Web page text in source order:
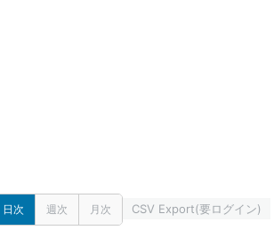
日次 週次 月次 CSV Export(要ログイン)